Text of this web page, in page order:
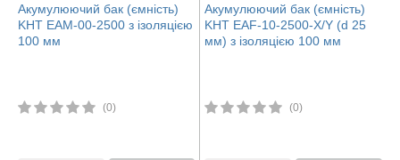
Акумулюючий бак (ємність)
KHT ЕАМ-00-2500 з ізоляцією
100 мм
(0)
Акумулюючий бак (ємність)
KHT EAF-10-2500-X/Y (d 25
мм) з ізоляцією 100 мм
(0)